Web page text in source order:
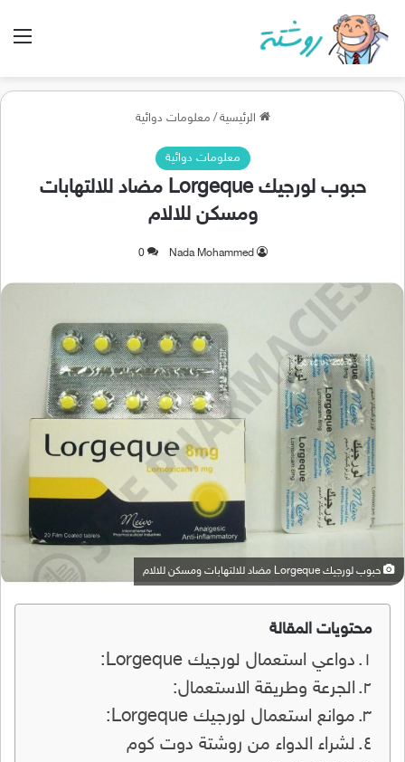
الرئيسية / معلومات دوائية
معلومات دوائية
حبوب لورجيك Lorgeque مضاد للالتهابات
ومسكن للالام
Nada Mohammed
0
حبوب لورجيك Lorgeque مضاد للالتهابات ومسكن للالام
محتويات المقالة
دواعي استعمال لورجيك Lorgeque:
الجرعة وطريقة الاستعمال:
موانع استعمال لورجيك Lorgeque:
لشراء الدواء من روشتة دوت كوم